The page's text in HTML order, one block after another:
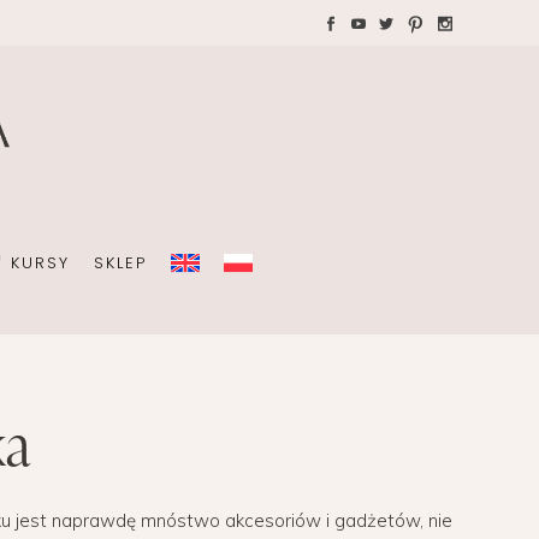
KURSY SKLEP
jest naprawdę mnóstwo akcesoriów i gadżetów, nie